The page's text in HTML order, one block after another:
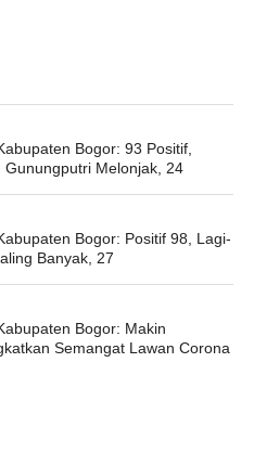
Bogor: 93 Positif,
Gunungputri Melonjak, 24
Bogor: Positif 98, Lagi-
Banyak, 27
Bogor: Makin
Semangat Lawan Corona